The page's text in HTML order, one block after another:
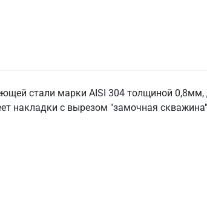
стали марки AISI 304 толщиной 0,8мм,
накладки с вырезом "замочная